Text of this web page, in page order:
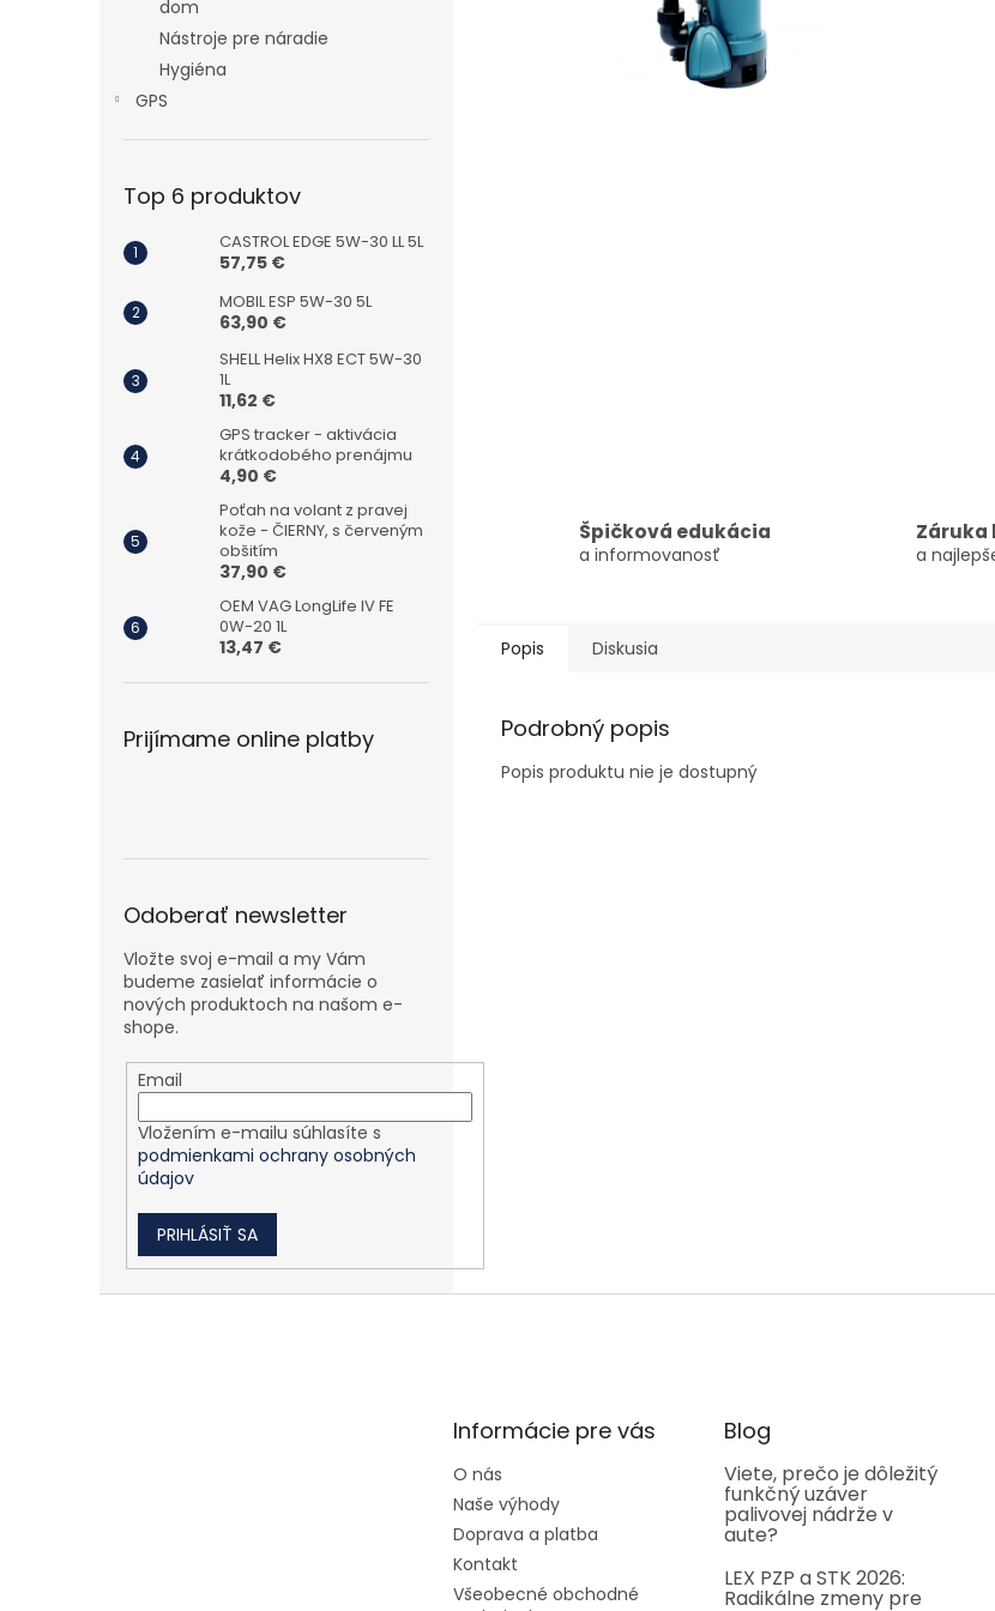
dom
Nástroje pre náradie
Hygiéna
GPS
Top 6 produktov
CASTROL EDGE 5W-30 LL 5L
57,75 €
MOBIL ESP 5W-30 5L
63,90 €
SHELL Helix HX8 ECT 5W-30
1L
11,62 €
GPS tracker - aktivácia
krátkodobého prenájmu
4,90 €
Poťah na volant z pravej
kože - ČIERNY, s červeným
obšitím
37,90 €
OEM VAG LongLife IV FE
0W-20 1L
13,47 €
Prijímame online platby
Odoberať newsletter
Vložte svoj e-mail a my Vám
budeme zasielať informácie o
nových produktoch na našom e-
shope.
Email
Vložením e-mailu súhlasíte s
podmienkami ochrany osobných
údajov
PRIHLÁSIŤ SA
Špičková edukácia
a informovanosť a
Popis Diskusia
Podrobný popis
Popis produktu nie je dostupný
Informácie pre vás
O nás
Naše výhody
Doprava a platba
Kontakt
Všeobecné obchodné
Blog
Viete, prečo je dôležitý
funkčný uzáver
palivovej nádrže v
aute?
LEX PZP a STK 2026:
Radikálne zmeny pre